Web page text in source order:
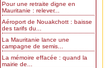
Pour une retraite digne en
Mauritanie : relever...
Aéroport de Nouakchott : baisse
des tarifs du...
La Mauritanie lance une
campagne de semis...
La mémoire effacée : quand la
mairie de...